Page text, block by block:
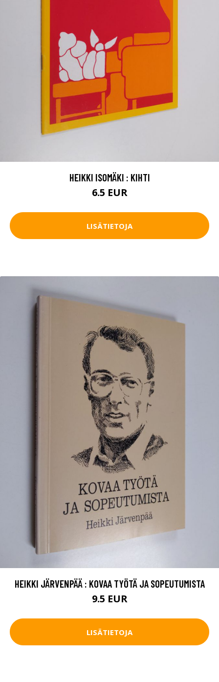
HEIKKI ISOMÄKI : KIHTI
6.5 EUR
LISÄTIETOJA
HEIKKI JÄRVENPÄÄ : KOVAA TYÖTÄ JA SOPEUTUMISTA
9.5 EUR
LISÄTIETOJA